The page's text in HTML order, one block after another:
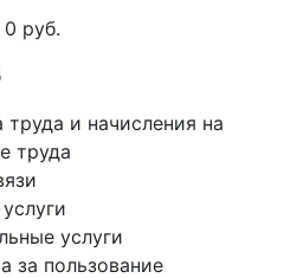
руб.
труда и начисления на
труда
услуги
за пользование